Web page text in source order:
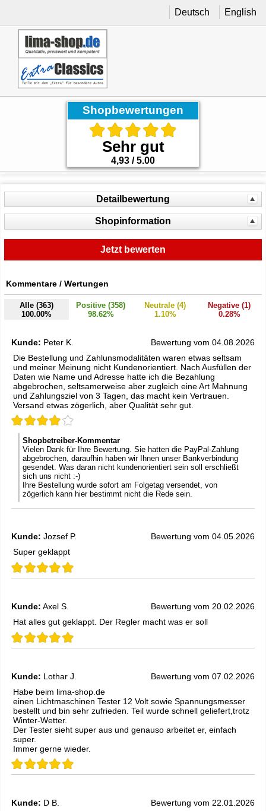
Deutsch English
Shopbewertungen
Sehr gut
4,93 / 5.00
Detailbewertung
Shopinformation
Jetzt bewerten
Kommentare / Wertungen
Alle (363)
100.00%
Positive (358)
98.62%
Neutrale (4)
1.10%
Negative (1)
0.28%
Kunde: Peter K.
Bewertung vom 04.08.2026
Die Bestellung und Zahlunsmodalitäten waren etwas seltsam
und meiner Meinung nicht Kundenorientiert. Nach Ausfüllen der
Daten wie Name und Adresse hatte ich die Bezahlung
abgebrochen, seltsamerweise aber zugleich eine Art Mahnung
und Zahlungsziel von 3 Tagen, das macht kein Vertrauen.
Versand etwas zögerlich, aber Qualität sehr gut.
Shopbetreiber-Kommentar
Vielen Dank für Ihre Bewertung. Sie hatten die PayPal-Zahlung
abgebrochen, daraufhin haben wir Ihnen unser Bankverbindung
gesendet. Was daran nicht kundenorientiert sein soll erschließt
sich uns nicht :-)
Ihre Bestellung wurde sofort am Folgetag versendet, von
zögerlich kann hier bestimmt nicht die Rede sein.
Kunde: Jozsef P.
Bewertung vom 04.05.2026
Super geklappt
Kunde: Axel S.
Bewertung vom 20.02.2026
Hat alles gut geklappt. Der Regler macht was er soll
Kunde: Lothar J.
Bewertung vom 07.02.2026
Habe beim lima-shop.de
einen Lichtmaschinen Tester 12 Volt sowie Spannungsmesser
bestellt und bin sehr zufrieden. Teil wurde schnell geliefert,trotz
Winter-Wetter.
Der Tester sieht super aus und genauso arbeitet er, einfach
super.
Immer gerne wieder.
Kunde: D B.
Bewertung vom 22.01.2026